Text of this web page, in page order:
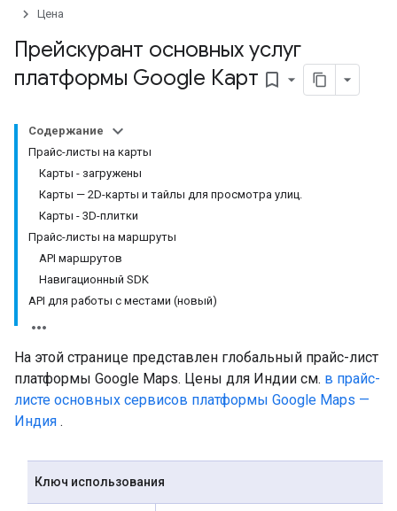
Цена
Прейскурант основных услуг
платформы Google Карт bookmark_border
Содержание
Прайс-листы на карты
Карты - загружены
Карты — 2D-карты и тайлы для просмотра улиц.
Карты - 3D-плитки
Прайс-листы на маршруты
API маршрутов
Навигационный SDK
API для работы с местами (новый)
На этой странице представлен глобальный прайс-лист
платформы Google Maps. Цены для Индии см. в прайс-
листе основных сервисов платформы Google Maps —
Индия .
Ключ использования